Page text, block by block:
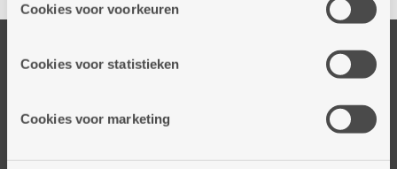
informatie over jouw (geanonimiseerd) gebruik van onze
partners kunnen deze gegevens combineren met andere
Cookies voor voorkeuren
Cookies voor statistieken
Cookies voor marketing
Assistentiewoningen
Woonzorgcentra